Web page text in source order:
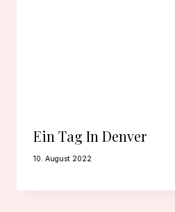
Ein Tag In Denver
10. August 2022